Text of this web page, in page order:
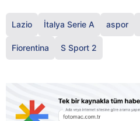
Lazio İtalya Serie A aspor
Fiorentina S Sport 2